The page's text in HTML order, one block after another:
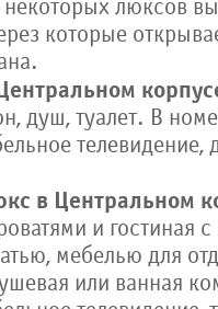
люксов
которые
душ, туалет. В
телевидение,
в Центральном
и гостиная
мебелью для
или ванная